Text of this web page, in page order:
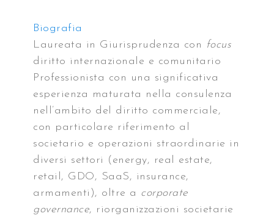
Biografia
Laureata in Giurisprudenza con focus
diritto internazionale e comunitario
Professionista con una significativa
esperienza maturata nella consulenza
nell’ambito del diritto commerciale,
con particolare riferimento al
societario e operazioni straordinarie in
diversi settori (energy, real estate,
retail, GDO, SaaS, insurance,
armamenti), oltre a corporate
governance, riorganizzazioni societarie